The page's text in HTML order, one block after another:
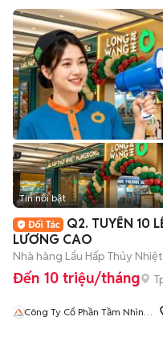
Tin nổi bật
Q2. TUYỂN 10
LƯƠNG CAO
Nhà hàng Lẩu Hấp Thủy
Đến 10 triệu/tháng
Công Ty Cổ Phần Tầm Nhìn